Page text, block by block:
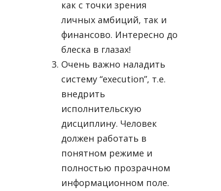
как с точки зрения
личных амбиций, так и
финансово. Интересно до
блеска в глазах!
Очень важно наладить
систему “execution”, т.е.
внедрить
исполнительскую
дисциплину. Человек
должен работать в
понятном режиме и
полностью прозрачном
информационном поле.